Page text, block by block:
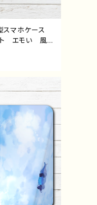
マホケース
エモい 風
女の子 お
BASIO iPh
ドロイド ケ
イラストレ
ッズ タイト